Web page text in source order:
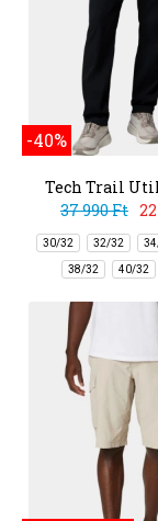
-40%
Tech Trail
37 990 Ft
30/32 32/32
38/32 40/32